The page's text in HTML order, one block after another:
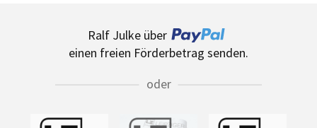
Ralf Julke über
einen freien Förderbetrag senden.
oder